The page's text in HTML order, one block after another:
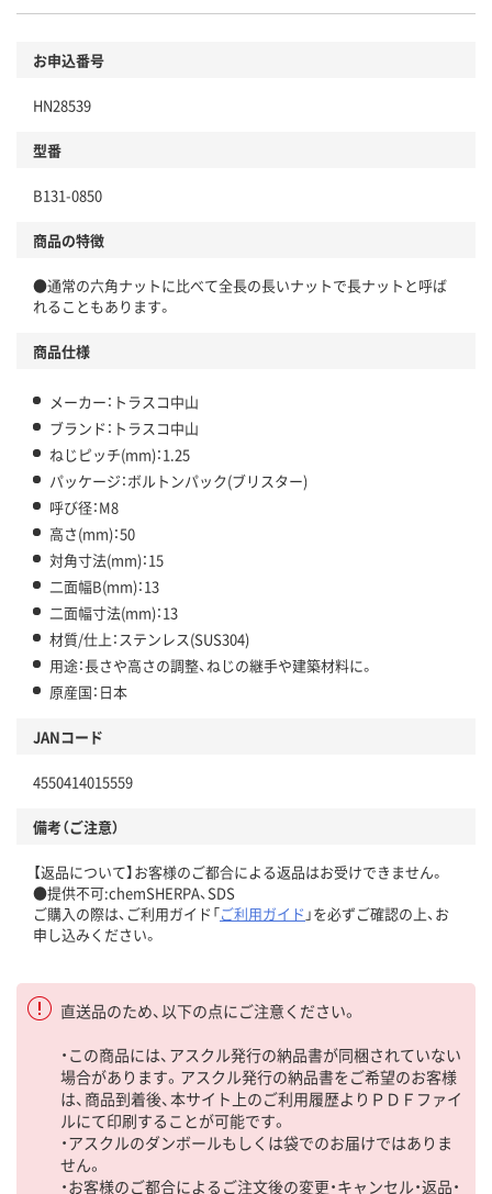
お申込番号
HN28539
型番
B131-0850
商品の特徴
●通常の六角ナットに比べて全長の長いナットで長ナットと呼ば
れることもあります。
商品仕様
メーカー：トラスコ中山
ブランド：トラスコ中山
ねじピッチ(mm)：1.25
パッケージ：ボルトンパック(ブリスター)
呼び径：M8
高さ(mm)：50
対角寸法(mm)：15
二面幅B(mm)：13
二面幅寸法(mm)：13
材質/仕上：ステンレス(SUS304)
用途：長さや高さの調整、ねじの継手や建築材料に。
原産国：日本
JANコード
4550414015559
備考（ご注意）
【返品について】お客様のご都合による返品はお受けできません。
●提供不可:chemSHERPA、SDS
ご購入の際は、ご利用ガイド「ご利用ガイド 」を必ずご確認の上、お
申し込みください。
直送品のため、以下の点にご注意ください。
・この商品には、アスクル発行の納品書が同梱されていない
場合があります。アスクル発行の納品書をご希望のお客様
は、商品到着後、本サイト上のご利用履歴よりＰＤＦファイ
ルにて印刷することが可能です。
・アスクルのダンボールもしくは袋でのお届けではありま
せん。
・お客様のご都合によるご注文後の変更・キャンセル・返品・